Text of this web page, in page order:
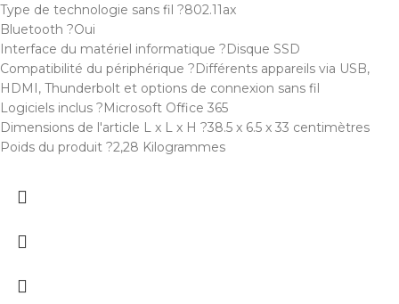
Type de technologie sans fil ?802.11ax
Bluetooth ?Oui
Interface du matériel informatique ?Disque SSD
Compatibilité du périphérique ?Différents appareils via USB,
HDMI, Thunderbolt et options de connexion sans fil
Logiciels inclus ?Microsoft Office 365
Dimensions de l'article L x L x H ?38.5 x 6.5 x 33 centimètres
Poids du produit ?2,28 Kilogrammes